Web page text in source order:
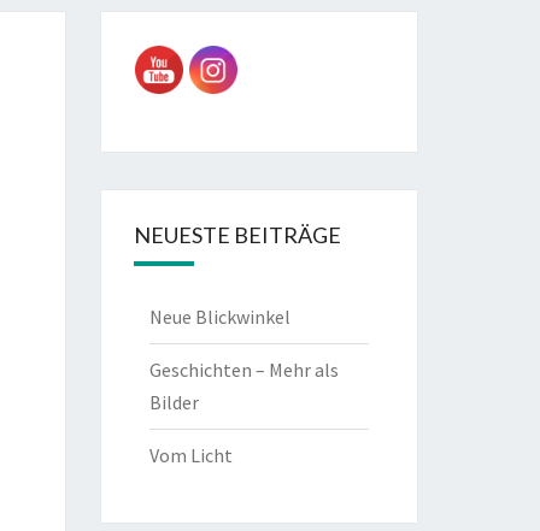
NEUESTE BEITRÄGE
Neue Blickwinkel
Geschichten – Mehr als
Bilder
Vom Licht